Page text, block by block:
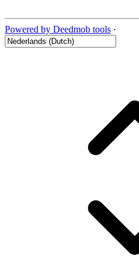
Powered by Deedmob tools ·